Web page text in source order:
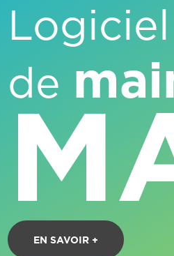
Logiciel
de
EN SAVOIR +